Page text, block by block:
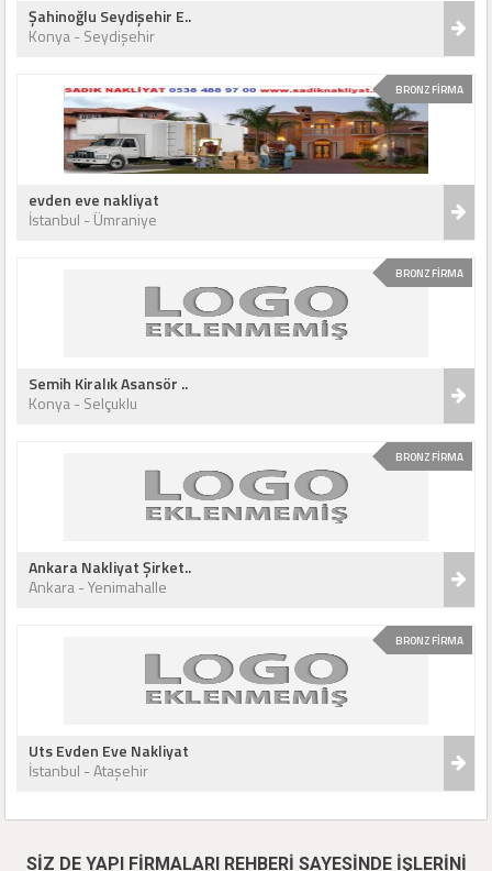
Şahinoğlu Seydişehir E..
Konya - Seydişehir
BRONZ FİRMA
evden eve nakliyat
İstanbul - Ümraniye
BRONZ FİRMA
Semih Kiralık Asansör ..
Konya - Selçuklu
BRONZ FİRMA
Ankara Nakliyat Şirket..
Ankara - Yenimahalle
BRONZ FİRMA
Uts Evden Eve Nakliyat
İstanbul - Ataşehir
SİZ DE YAPI FİRMALARI REHBERİ SAYESİNDE İŞLERİNİ